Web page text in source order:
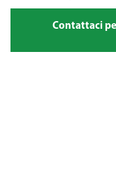
Contattaci